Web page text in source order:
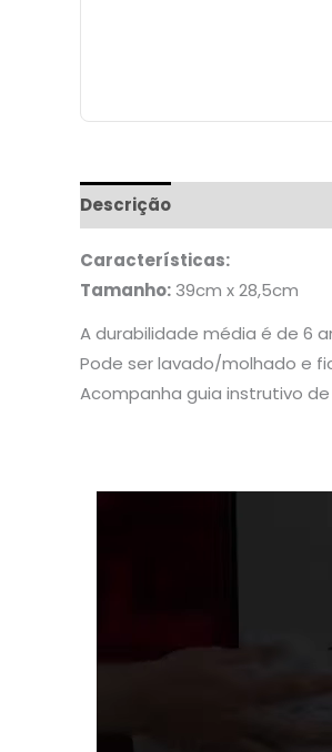
Descrição
Características:
Tamanho: 39cm x 28,5cm
A durabilidade média é de 6
Pode ser lavado/molhado e
Acompanha guia instrutivo